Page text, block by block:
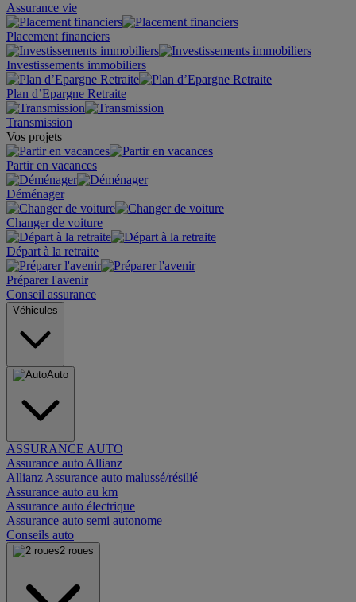
Assurance vie
Placement financiers
Investissements immobiliers
Plan d’Epargne Retraite
Transmission
Vos projets
Partir en vacances
Déménager
Changer de voiture
Départ à la retraite
Préparer l'avenir
Conseil assurance
Véhicules
Auto
ASSURANCE AUTO
Assurance auto Allianz
Allianz Assurance auto malussé/résilié
Assurance auto au km
Assurance auto électrique
Assurance auto semi autonome
Conseils auto
2 roues